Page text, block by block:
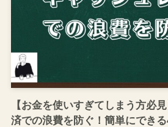
【お金を使いすぎてしまう方必
済での浪費を防ぐ！簡単にでき